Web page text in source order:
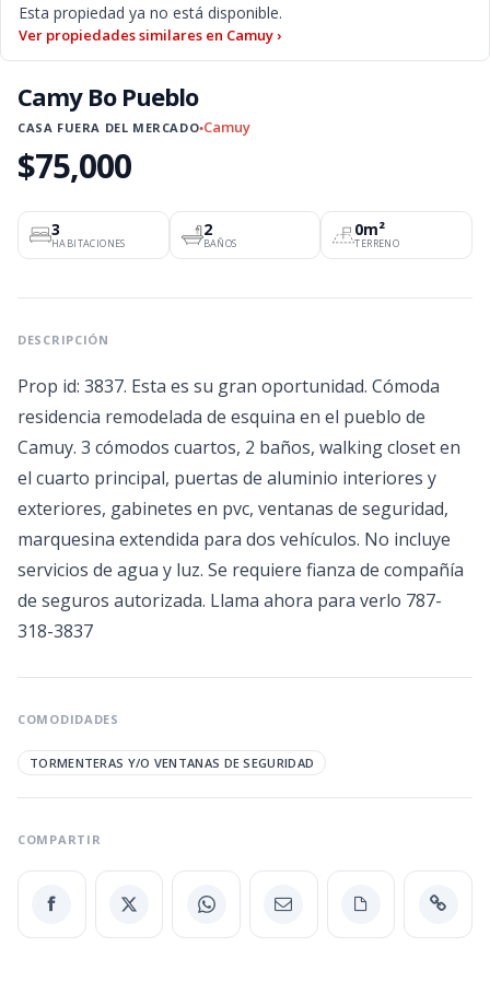
Esta propiedad ya no está disponible.
Ver propiedades similares en Camuy ›
Camy Bo Pueblo
CASA FUERA DEL MERCADO●Camuy
$75,000
3
HABITACIONES
2
BAÑOS
0m²
TERRENO
DESCRIPCIÓN
Prop id: 3837. Esta es su gran oportunidad. Cómoda
residencia remodelada de esquina en el pueblo de
Camuy. 3 cómodos cuartos, 2 baños, walking closet en
el cuarto principal, puertas de aluminio interiores y
exteriores, gabinetes en pvc, ventanas de seguridad,
marquesina extendida para dos vehículos. No incluye
servicios de agua y luz. Se requiere fianza de compañía
de seguros autorizada. Llama ahora para verlo 787-
318-3837
COMODIDADES
TORMENTERAS Y/O VENTANAS DE SEGURIDAD
COMPARTIR